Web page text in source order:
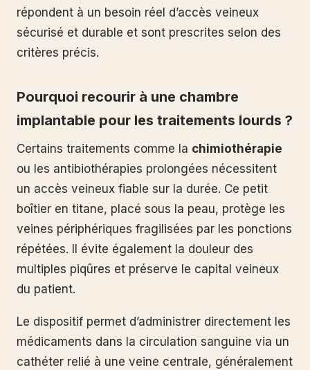
répondent à un besoin réel d’accès veineux
sécurisé et durable et sont prescrites selon des
critères précis.
Pourquoi recourir à une chambre
implantable pour les traitements lourds ?
Certains traitements comme la chimiothérapie
ou les antibiothérapies prolongées nécessitent
un accès veineux fiable sur la durée. Ce petit
boîtier en titane, placé sous la peau, protège les
veines périphériques fragilisées par les ponctions
répétées. Il évite également la douleur des
multiples piqûres et préserve le capital veineux
du patient.
Le dispositif permet d’administrer directement les
médicaments dans la circulation sanguine via un
cathéter relié à une veine centrale, généralement